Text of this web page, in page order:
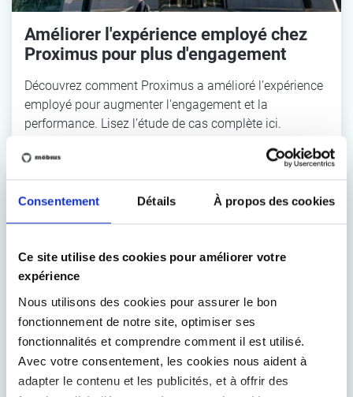
Consentement Détails À propos des cookies
Ce site utilise des cookies pour améliorer votre
expérience
Nous utilisons des cookies pour assurer le bon
fonctionnement de notre site, optimiser ses
fonctionnalités et comprendre comment il est utilisé.
Avec votre consentement, les cookies nous aident à
adapter le contenu et les publicités, et à offrir des
Améliorer l'expérience employé chez
Proximus pour plus d'engagement
Découvrez comment Proximus a amélioré l’expérience
employé pour augmenter l'engagement et la
performance. Lisez l’étude de cas complète ici.
Optimisation du service client de la VRT
pour une meilleure efficacité
Découvrez comment la VRT a redéfini son service
client avec des processus clairs, des rôles définis et